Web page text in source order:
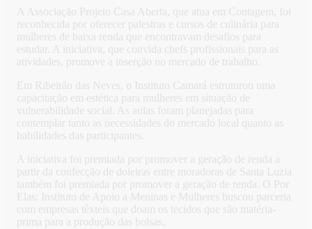
A Associação Projeto Casa Aberta, que atua em Contagem, foi
reconhecida por oferecer palestras e cursos de culinária para
mulheres de baixa renda que encontravam desafios para
estudar. A iniciativa, que convida chefs profissionais para as
atividades, promove a inserção no mercado de trabalho.
Em Ribeirão das Neves, o Instituto Camará estruturou uma
capacitação em estética para mulheres em situação de
vulnerabilidade social. As aulas foram planejadas para
contemplar tanto as necessidades do mercado local quanto as
habilidades das participantes.
A iniciativa foi premiada por promover a geração de renda a
partir da confecção de doleiras entre moradoras de Santa Luzia
também foi premiada por promover a geração de renda. O Por
Elas: Instituto de Apoio a Meninas e Mulheres buscou parceria
com empresas têxteis que doam os tecidos que são matéria-
prima para a produção das bolsas.